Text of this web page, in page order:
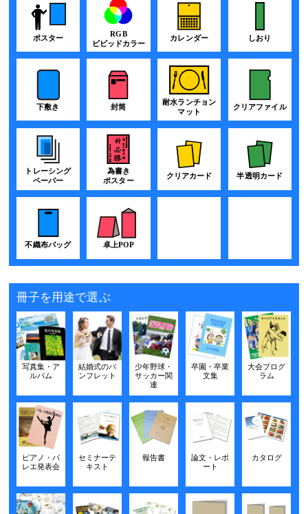
ポスター
RGB
ビビッドカラー
カレンダー しおり
下敷き 封筒
耐水ランチョン
マット
クリアファイル
トレーシング
ペーパー
為書き
ポスター
クリアカード 半透明カード
不織布バッグ 卓上POP
冊子を用途で選ぶ
写真集・ア
ルバム
結婚式のパ
ンフレット
少年野球・
サッカー関
連
卒園・卒業
文集
大会プログ
ラム
ピアノ・バ
レエ発表会
セミナーテ
キスト
報告書
論文・レポ
ート
カタログ